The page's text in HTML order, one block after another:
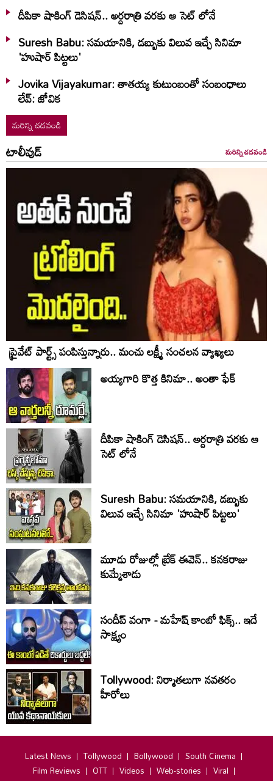
దీపికా షాకింగ్ డెసిషన్.. అర్దరాత్రి వరకు ఆ సెట్ లోనే
Suresh Babu: సమయానికి, డబ్బుకు విలువ ఇచ్చే సినిమా
'హుషార్‌ పిట్టలు'
Jovika Vijayakumar: తాతయ్య కుటుంబంతో సంబంధాలు
లేవ్: జోవిక
మరిన్ని చదవండి
టాలీవుడ్ మరిన్ని చదవండి
ప్రైవేట్ పార్ట్స్ పంపిస్తున్నారు.. మంచు లక్ష్మీ సంచలన వ్యాఖ్యలు
అయ్యగారి కొత్త కినిమా.. అంతా ఫేక్
దీపికా షాకింగ్ డెసిషన్.. అర్దరాత్రి వరకు ఆ
సెట్ లోనే
Suresh Babu: సమయానికి, డబ్బుకు
విలువ ఇచ్చే సినిమా 'హుషార్‌ పిట్టలు'
మూడు రోజుల్లో బ్రేక్ ఈవెన్.. కనకరాజు
కుమ్మేశాడు
సందీప్ వంగా - మహేష్ కాంబో ఫిక్స్.. ఇదే
సాక్ష్యం
Tollywood: నిర్మాతలుగా నవతరం
హీరోలు
Latest News Tollywood Bollywood
South Cinema
Film Reviews
OTT Videos Web-stories
Viral